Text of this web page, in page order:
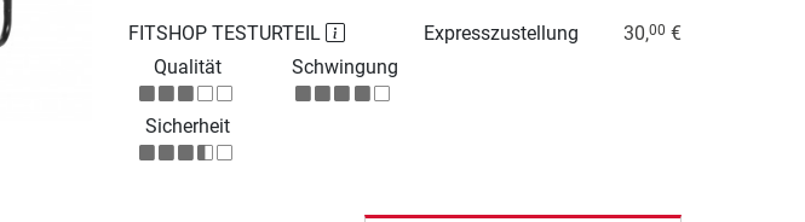
FITSHOP TESTURTEIL
Qualität
Schwingung
Sicherheit
Expresszustellung 30,00 €